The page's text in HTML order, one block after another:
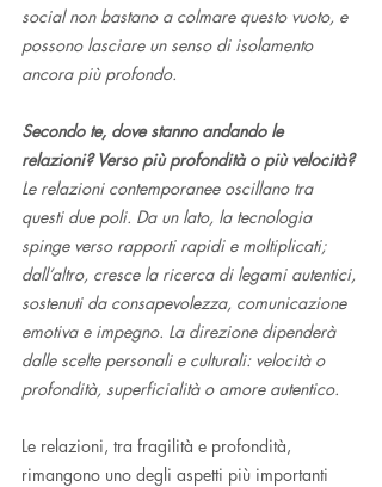
social non bastano a colmare questo vuoto, e
possono lasciare un senso di isolamento
ancora più profondo.
Secondo te, dove stanno andando le
relazioni? Verso più profondità o più velocità?
Le relazioni contemporanee oscillano tra
questi due poli. Da un lato, la tecnologia
spinge verso rapporti rapidi e moltiplicati;
dall’altro, cresce la ricerca di legami autentici,
sostenuti da consapevolezza, comunicazione
emotiva e impegno. La direzione dipenderà
dalle scelte personali e culturali: velocità o
profondità, superficialità o amore autentico.
Le relazioni, tra fragilità e profondità,
rimangono uno degli aspetti più importanti